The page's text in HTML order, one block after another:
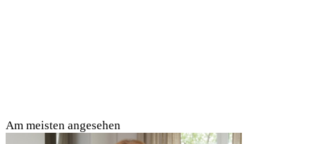
Am meisten angesehen